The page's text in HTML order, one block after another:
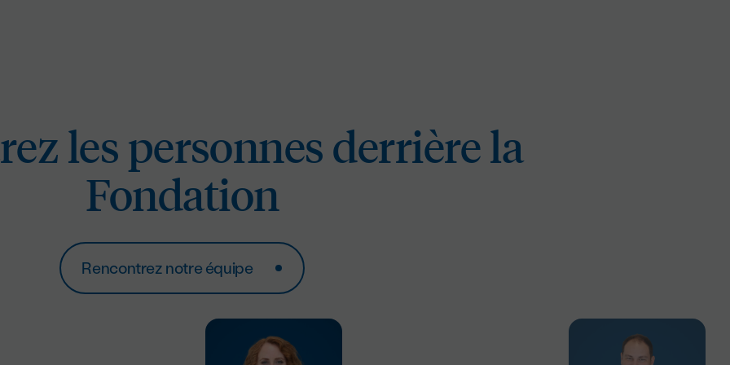
les personnes derrière la
Fondation
Rencontrez notre équipe